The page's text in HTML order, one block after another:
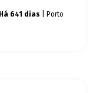
Há 641 dias | Porto